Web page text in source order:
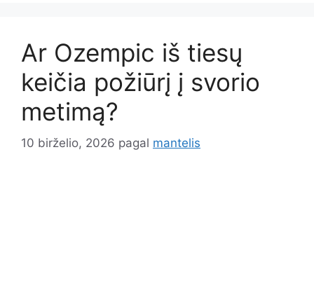
Ar Ozempic iš tiesų
keičia požiūrį į svorio
metimą?
10 birželio, 2026 pagal mantelis